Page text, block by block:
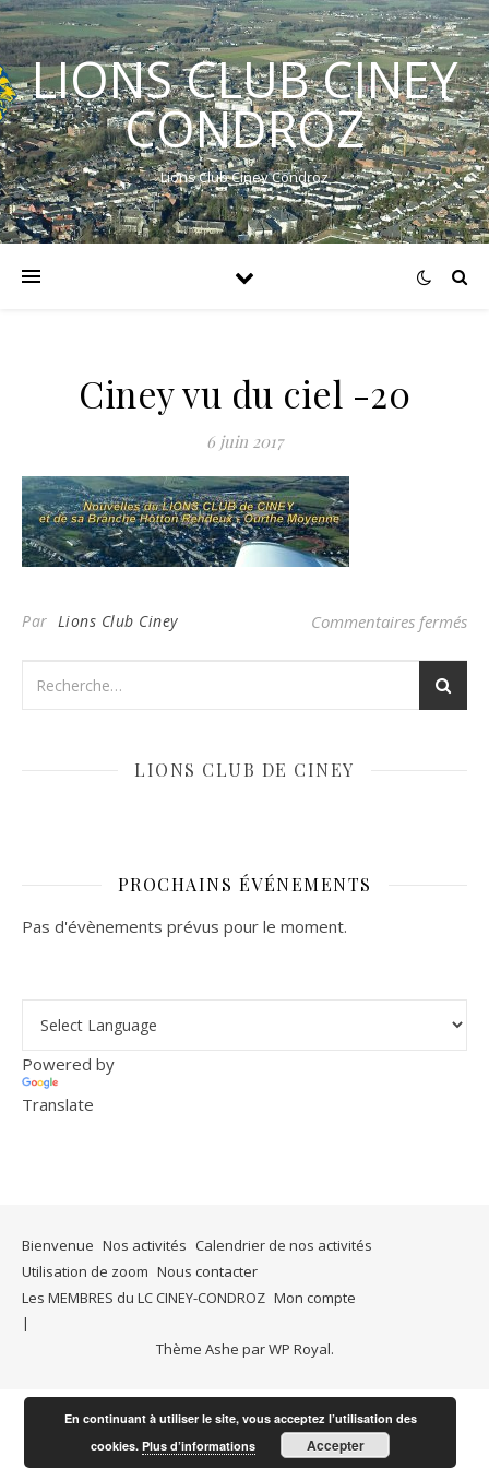
LIONS CLUB CINEY
CONDROZ
Lions Club Ciney Condroz
Ciney vu du ciel -20
6 juin 2017
Par Lions Club Ciney Commentaires fermés
LIONS CLUB DE CINEY
PROCHAINS ÉVÉNEMENTS
Pas d'évènements prévus pour le moment.
Powered by
Translate
Bienvenue Nos activités Calendrier de nos activités
Utilisation de zoom Nous contacter
Les MEMBRES du LC CINEY-CONDROZ Mon compte
Thème Ashe parWP Royal.
En continuant à utiliser le site, vous acceptez l’utilisation des
cookies.Plus d’informations Accepter